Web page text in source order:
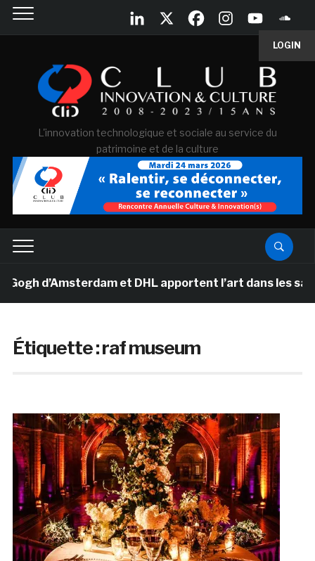
LOGIN
L'innovation technologique et sociale au service du
patrimoine et de la culture
d’Amsterdam et DHL apportent l’art dans les salles
Étiquette :raf museum